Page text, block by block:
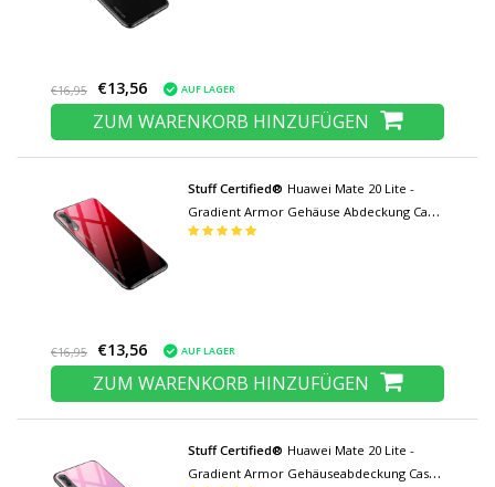
€16,95 €13,56 AUF LAGER
ZUM WARENKORB HINZUFÜGEN
Stuff Certified® Huawei Mate 20 Lite -
Gradient Armor Gehäuse Abdeckung Cas
TPU Gehäuse Rot
€16,95 €13,56 AUF LAGER
ZUM WARENKORB HINZUFÜGEN
Stuff Certified® Huawei Mate 20 Lite -
Gradient Armor Gehäuseabdeckung Cas